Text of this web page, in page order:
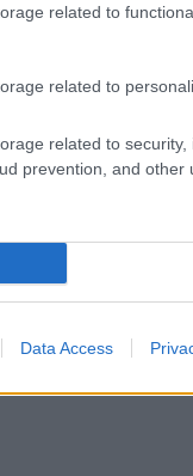
related to
related to
related to security,
prevention, and other
Data Access
di relax in
break è stato un
godendosi la
bisogno
un equilibrio